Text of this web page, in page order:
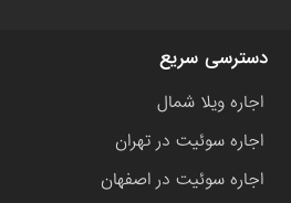
دسترسی سریع
اجاره ویلا شمال
اجاره سوئیت در تهران
اجاره سوئیت در اصفهان